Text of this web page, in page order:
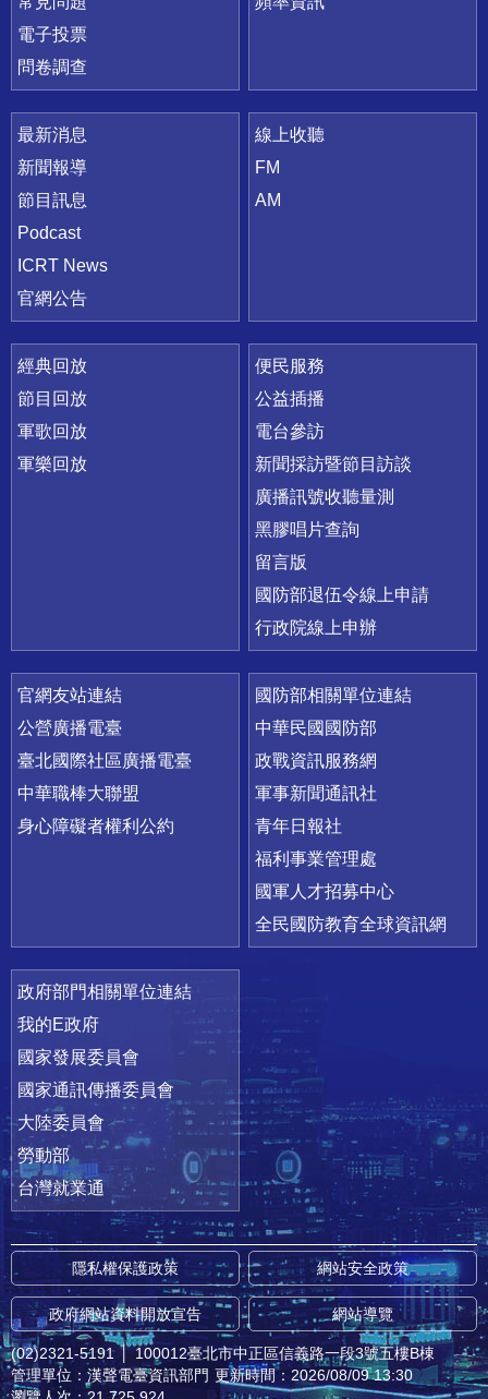
電子投票
問卷調查
最新消息
新聞報導
節目訊息
Podcast
ICRT News
官網公告
線上收聽
FM
AM
經典回放
節目回放
軍歌回放
軍樂回放
便民服務
公益插播
電台參訪
新聞採訪暨節目訪談
廣播訊號收聽量測
黑膠唱片查詢
留言版
國防部退伍令線上申請
行政院線上申辦
官網友站連結
公營廣播電臺
臺北國際社區廣播電臺
中華職棒大聯盟
身心障礙者權利公約
國防部相關單位連結
中華民國國防部
政戰資訊服務網
軍事新聞通訊社
青年日報社
福利事業管理處
國軍人才招募中心
全民國防教育全球資訊網
政府部門相關單位連結
我的E政府
國家發展委員會
國家通訊傳播委員會
大陸委員會
勞動部
台灣就業通
隱私權保護政策 網站安全政策
政府網站資料開放宣告 網站導覽
(02)2321-5191 │ 100012臺北市中正區信義路一段3號五樓B棟
管理單位：漢聲電臺資訊部門 更新時間：2026/08/09 13:30